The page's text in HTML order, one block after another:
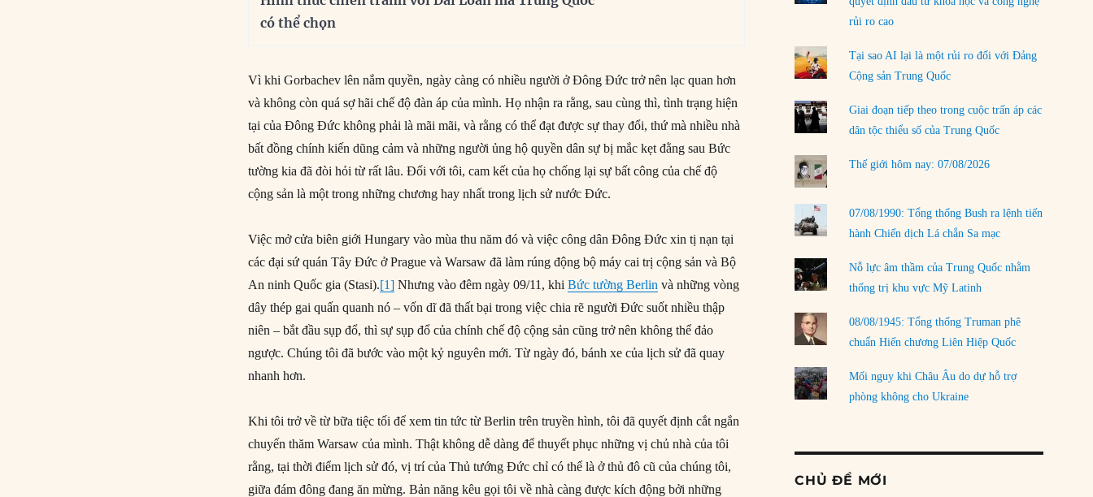
có thể chọn
Vì khi Gorbachev lên nắm quyền, ngày càng có nhiều người ở Đông Đức trở nên lạc quan hơn
và không còn quá sợ hãi chế độ đàn áp của mình. Họ nhận ra rằng, sau cùng thì, tình trạng hiện
tại của Đông Đức không phải là mãi mãi, và rằng có thể đạt được sự thay đổi, thứ mà nhiều nhà
bất đồng chính kiến dũng cảm và những người ủng hộ quyền dân sự bị mắc kẹt đằng sau Bức
tường kia đã đòi hỏi từ rất lâu. Đối với tôi, cam kết của họ chống lại sự bất công của chế độ
cộng sản là một trong những chương hay nhất trong lịch sử nước Đức.
Việc mở cửa biên giới Hungary vào mùa thu năm đó và việc công dân Đông Đức xin tị nạn tại
các đại sứ quán Tây Đức ở Prague và Warsaw đã làm rúng động bộ máy cai trị cộng sản và Bộ
An ninh Quốc gia (Stasi).[1] Nhưng vào đêm ngày 09/11, khiBức tường Berlin và những vòng
dây thép gai quấn quanh nó – vốn dĩ đã thất bại trong việc chia rẽ người Đức suốt nhiều thập
niên – bắt đầu sụp đổ, thì sự sụp đổ của chính chế độ cộng sản cũng trở nên không thể đảo
ngược. Chúng tôi đã bước vào một kỷ nguyên mới. Từ ngày đó, bánh xe của lịch sử đã quay
nhanh hơn.
Khi tôi trở về từ bữa tiệc tối để xem tin tức từ Berlin trên truyền hình, tôi đã quyết định cắt ngắn
chuyến thăm Warsaw của mình. Thật không dễ dàng để thuyết phục những vị chủ nhà của tôi
rằng, tại thời điểm lịch sử đó, vị trí của Thủ tướng Đức chỉ có thể là ở thủ đô cũ của chúng tôi,
giữa đám đông đang ăn mừng. Bản năng kêu gọi tôi về nhà càng được kích động bởi những
hiểm quốc gia và khía cạnh chính trị của vốn
Làm thế nào để kết thúc Chiến tranh Iran?
LOAD MORE
rủi ro cao
Tại sao AI lại là một rủi ro đối với Đảng
Cộng sản Trung Quốc
Giai đoạn tiếp theo trong cuộc trấn áp các
dân tộc thiểu số của Trung Quốc
Thế giới hôm nay: 07/08/2026
07/08/1990: Tổng thống Bush ra lệnh tiến
hành Chiến dịch Lá chắn Sa mạc
Nỗ lực âm thầm của Trung Quốc nhằm
thống trị khu vực Mỹ Latinh
08/08/1945: Tổng thống Truman phê
chuẩn Hiến chương Liên Hiệp Quốc
Mối nguy khi Châu Âu do dự hỗ trợ
phòng không cho Ukraine
CHỦ ĐỀ MỚI